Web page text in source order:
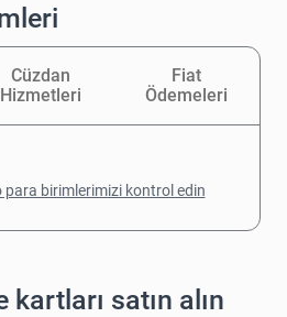
Cüzdan
Hizmetleri
Fiat
Ödemeleri
para birimlerimizi kontrol edin
satın alın